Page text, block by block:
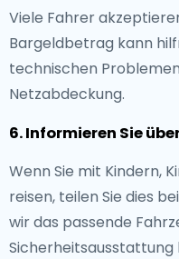
Viele Fahrer
Bargeldbetrag kann
technischen
Netzabdeckung.
6. Informieren Sie
Wenn Sie mit Kindern,
reisen, teilen Sie dies
wir das passende
Sicherheitsausstattung